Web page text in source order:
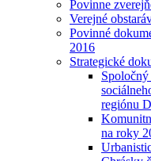
Povinne
Verejné
Povinné
2016
Strategické
Spoločný
regiónu
na roky